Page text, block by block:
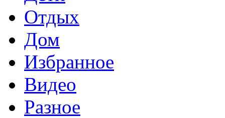
Отдых
Дом
Избранное
Видео
Разное